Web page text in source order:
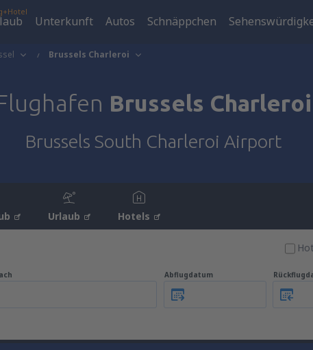
Unterkunft Autos Schnäppchen
Brussels Charleroi
Brussels Charleroi
Brussels South Charleroi Airport
Urlaub Hotels
Abflugdatum